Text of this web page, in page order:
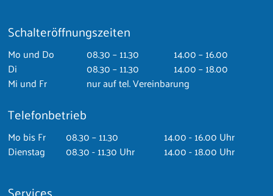
Schalteröffnungszeiten
Mo und Do 08.30 – 11.30
14.00 – 16.00
Di
08.30 – 11.30
14.00 – 18.00
Mi und Fr nur auf tel. Vereinbarung
Telefonbetrieb
Mo bis Fr 08.30 – 11.30
14.00 - 16.00 Uhr
Dienstag
08.30 - 11.30 Uhr 14.00 - 18.00 Uhr